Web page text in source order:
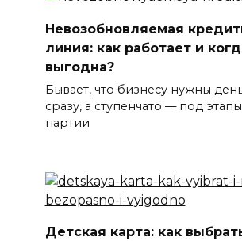
Невозобновляемая
линия: как работает и
выгодна?
Бывает, что бизнесу нужны
сразу, а ступенчато — под
партии
Детская карта: как